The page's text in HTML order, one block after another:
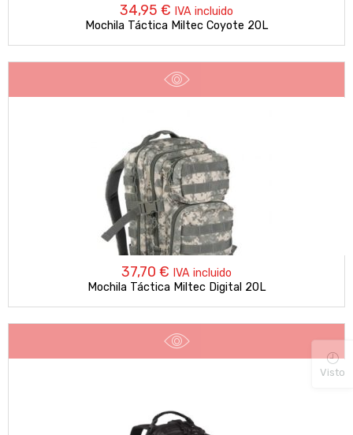
34,95 € IVA incluido
Mochila Táctica Miltec Coyote 20L
37,70 € IVA incluido
Mochila Táctica Miltec Digital 20L
Visto